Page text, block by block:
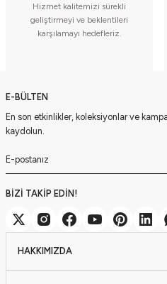
Hizmet kalitemizi sürekli
geliştirmeyi ve beklentileri
karşılamayı hedefleriz.
E-BÜLTEN
En son etkinlikler, koleksiyonlar ve
kaydolun.
BİZİ TAKİP EDİN!
HAKKIMIZDA